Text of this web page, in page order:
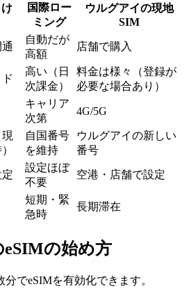
国際ロー
ミング
ウルグアイの現地
SIM
自動だが
高額
店舗で購入
高い（日
次課金）
料金は様々（登録が
必要な場合あり）
キャリア
次第
4G/5G
自国番号
を維持
ウルグアイの新しい
番号
設定ほぼ
不要
空港・店舗で設定
短期・緊
急時
長期滞在
の始め方
でeSIMを有効化できます。